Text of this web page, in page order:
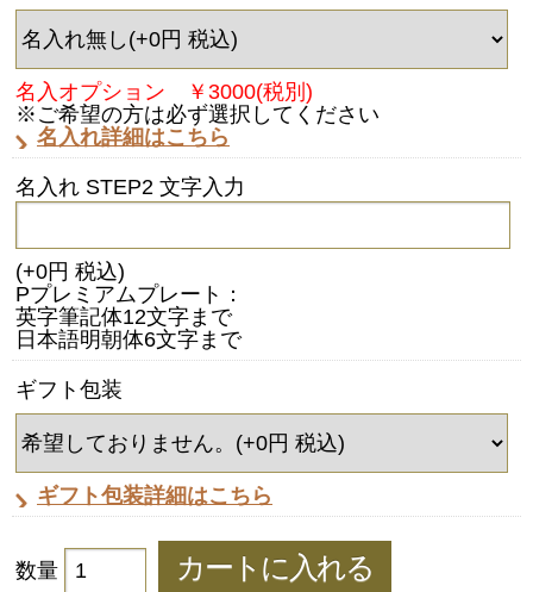
名入オプション ￥3000(税別)
※ご希望の方は必ず選択してください
名入れ詳細はこちら
名入れ STEP2 文字入力
(+0円 税込)
Pプレミアムプレート：
英字筆記体12文字まで
日本語明朝体6文字まで
ギフト包装
ギフト包装詳細はこちら
数量